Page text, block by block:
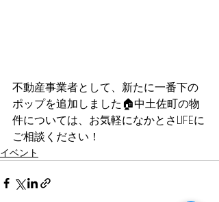
不動産事業者として、新たに一番下の
ポップを追加しました🏠中土佐町の物
件については、お気軽になかとさLIFEに
ご相談ください！
イベント